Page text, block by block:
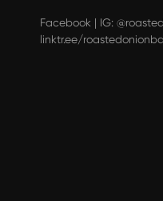
Facebook | IG:
linktr.ee/